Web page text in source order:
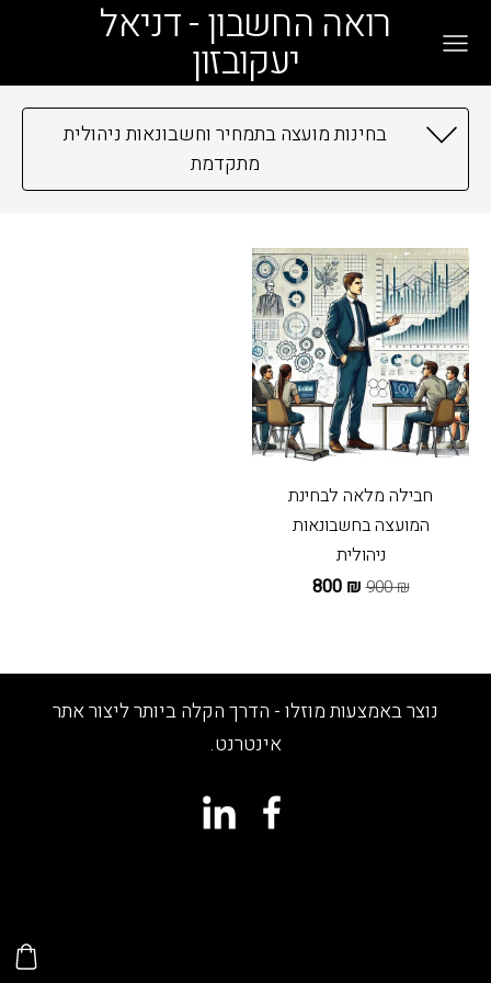
רואה החשבון - דניאל
יעקובזון
בחינות מועצה בתמחיר וחשבונאות ניהולית
מתקדמת
חבילה מלאה לבחינת
המועצה בחשבונאות
ניהולית
₪ 900
₪ 800
נוצר באמצעות מוזלו - הדרך הקלה ביותר ליצור אתר
אינטרנט.